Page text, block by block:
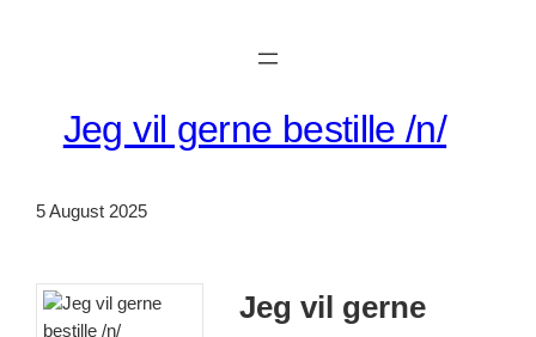
Jeg vil gerne bestille /n/
5 August 2025
Jeg vil gerne